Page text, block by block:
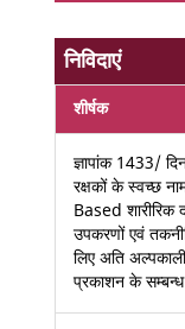
निविदाएं
शीर्षक
ज्ञापांक 1433/
रक्षकों के स्वच्छ
Based शारीरिक
उपकरणों एवं
लिए अति
प्रकाशन के